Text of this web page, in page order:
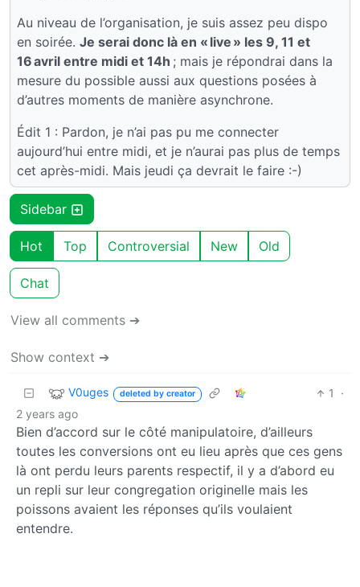
Au niveau de l’organisation, je suis assez peu dispo
en soirée. Je serai donc là en « live » les 9, 11 et
16 avril entre midi et 14h ; mais je répondrai dans la
mesure du possible aussi aux questions posées à
d’autres moments de manière asynchrone.
Édit 1 : Pardon, je n’ai pas pu me connecter
aujourd’hui entre midi, et je n’aurai pas plus de temps
cet après-midi. Mais jeudi ça devrait le faire :-)
Sidebar
Hot Top Controversial New Old
Chat
View all comments ➔
Show context ➔
V0uges deleted by creator 1
·
2 years ago
Bien d’accord sur le côté manipulatoire, d’ailleurs
toutes les conversions ont eu lieu après que ces gens
là ont perdu leurs parents respectif, il y a d’abord eu
un repli sur leur congregation originelle mais les
poissons avaient les réponses qu’ils voulaient
entendre.